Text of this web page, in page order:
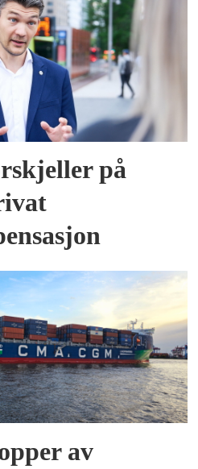
på
av